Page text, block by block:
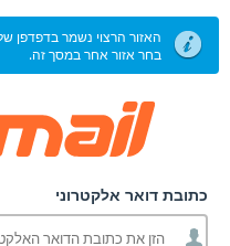
האזור הרצוי נשמר בדפדפן
בחר אזור אחר במסך זה.
כתובת דואר אלקטרוני